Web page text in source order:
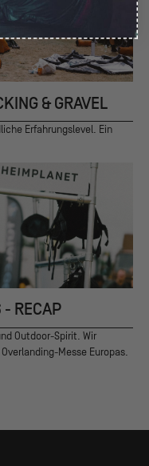
& GRAVEL
Erfahrungslevel. Ein
RECAP
Outdoor-Spirit. Wir
Messe Europas.